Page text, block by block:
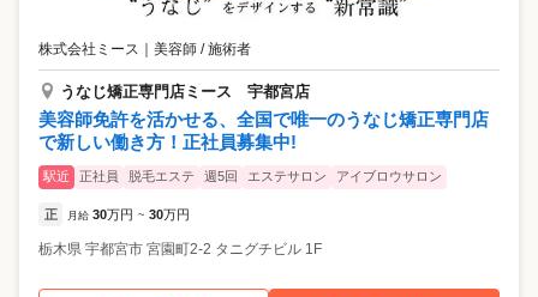
株式会社ミース ｜ 美容師 / 施術者
うなじ矯正専門店ミース 宇都宮店
美容師免許を活かせる、全国で唯一のうなじ矯正専門店
で新しい働き方！正社員募集中!
駅近 正社員 脱毛エステ 週5回 エステサロン アイブロウサロン
正 月給 30万円 ~ 30万円
栃木県 宇都宮市 宮園町2-2 タニグチビル 1F